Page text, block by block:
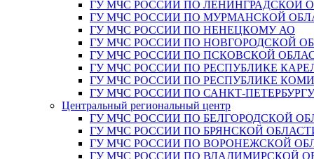
ГУ МЧС РОССИИ ПО ЛЕНИНГРАДСКОЙ
ГУ МЧС РОССИИ ПО МУРМАНСКОЙ
ГУ МЧС РОССИИ ПО НЕНЕЦКОМУ АО
ГУ МЧС РОССИИ ПО НОВГОРОДСКОЙ
ГУ МЧС РОССИИ ПО ПСКОВСКОЙ
ГУ МЧС РОССИИ ПО РЕСПУБЛИКЕ
ГУ МЧС РОССИИ ПО РЕСПУБЛИКЕ КОМИ
ГУ МЧС РОССИИ ПО САНКТ-ПЕТЕРБУРГУ
Центральный региональный центр
ГУ МЧС РОССИИ ПО БЕЛГОРОДСКОЙ
ГУ МЧС РОССИИ ПО БРЯНСКОЙ
ГУ МЧС РОССИИ ПО ВОРОНЕЖСКОЙ
ГУ МЧС РОССИИ ПО ВЛАДИМИРСКОЙ